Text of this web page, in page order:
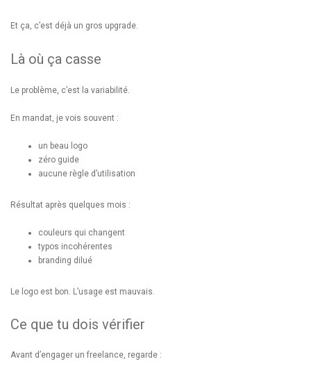
Et ça, c’est déjà un gros upgrade.
Là où ça casse
Le problème, c’est la variabilité.
En mandat, je vois souvent :
un beau logo
zéro guide
aucune règle d’utilisation
Résultat après quelques mois :
couleurs qui changent
typos incohérentes
branding dilué
Le logo est bon. L’usage est mauvais.
Ce que tu dois vérifier
Avant d’engager un freelance, regarde :